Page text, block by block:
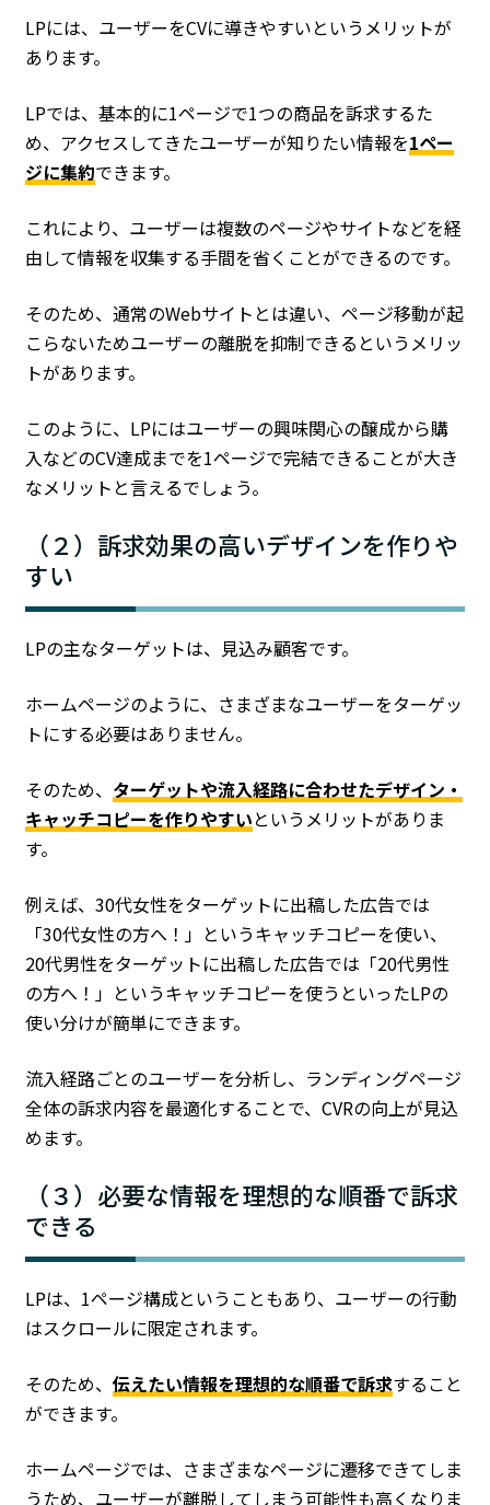
LPには、ユーザーをCVに導きやすいというメリットが
あります。
LPでは、基本的に1ページで1つの商品を訴求するた
め、アクセスしてきたユーザーが知りたい情報を1ペー
ジに集約できます。
これにより、ユーザーは複数のページやサイトなどを経
由して情報を収集する手間を省くことができるのです。
そのため、通常のWebサイトとは違い、ページ移動が起
こらないためユーザーの離脱を抑制できるというメリッ
トがあります。
このように、LPにはユーザーの興味関心の醸成から購
入などのCV達成までを1ページで完結できることが大き
なメリットと言えるでしょう。
（２）訴求効果の高いデザインを作りや
すい
LPの主なターゲットは、見込み顧客です。
ホームページのように、さまざまなユーザーをターゲッ
トにする必要はありません。
そのため、 ターゲットや流入経路に合わせたデザイン・
キャッチコピーを作りやすいというメリットがありま
す。
例えば、30代女性をターゲットに出稿した広告では
「30代女性の方へ！」というキャッチコピーを使い、
20代男性をターゲットに出稿した広告では「20代男性
の方へ！」というキャッチコピーを使うといったLPの
使い分けが簡単にできます。
流入経路ごとのユーザーを分析し、ランディングページ
全体の訴求内容を最適化することで、CVRの向上が見込
めます。
（３）必要な情報を理想的な順番で訴求
できる
LPは、1ページ構成ということもあり、ユーザーの行動
はスクロールに限定されます。
そのため、 伝えたい情報を理想的な順番で訴求すること
ができます。
ホームページでは、さまざまなページに遷移できてしま
うため、ユーザーが離脱してしまう可能性も高くなりま